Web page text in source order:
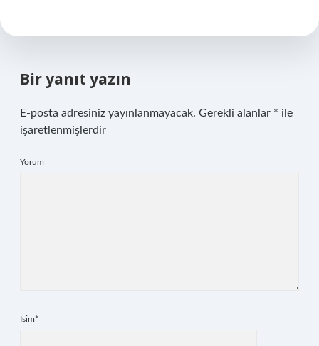
Bir yanıt yazın
E-posta adresiniz yayınlanmayacak. Gerekli alanlar * ile
işaretlenmişlerdir
Yorum
İsim*